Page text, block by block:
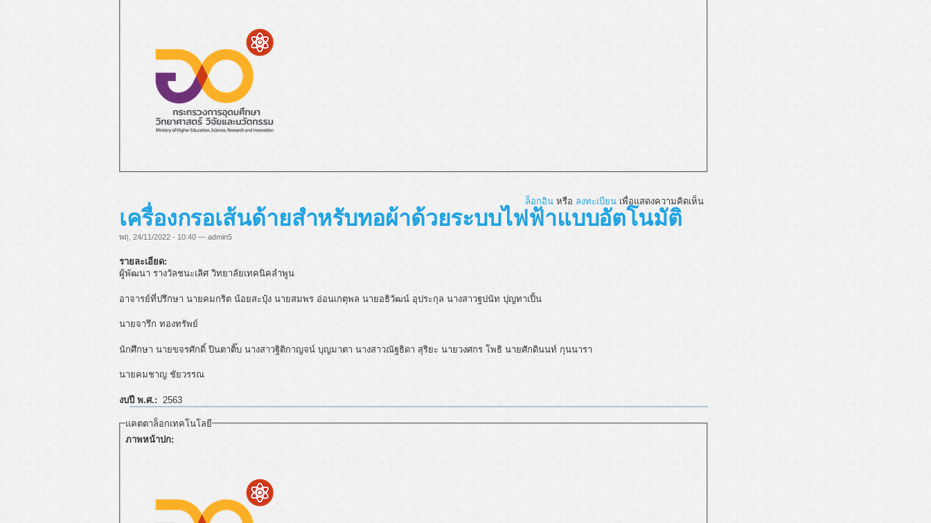
ล็อกอินหรือ ลงทะเบียนเพื่อแสดงความคิดเห็น
เครื่องกรอเส้นด้ายสำหรับทอผ้าด้วยระบบไฟฟ้าแบบอัตโนมัติ
พฤ, 24/11/2022 - 10:40 — admin5
รายละเอียด:
ผู้พัฒนา รางวัลชนะเลิศ วิทยาลัยเทคนิคลำพูน
อาจารย์ที่ปรึกษา นายคมกริต น้อยสะปุ๋ง นายสมพร อ่อนเกตุพล นายอธิวัฒน์ อุประกุล นางสาวฐปนัท ปุญทาเปิ้น
นายจารึก ทองทรัพย์
นักศึกษา นายขจรศักดิ์ ปินตาติ๊บ นางสาวฐิติกาญจน์ บุญมาตา นางสาวณัฐธิดา สุริยะ นายวงศกร โพธิ นายศักดินนท์ กุนนารา
นายคมชาญ ชัยวรรณ
งบปี พ.ศ.: 2563
แคตตาล็อกเทคโนโลยี
ภาพหน้าปก: